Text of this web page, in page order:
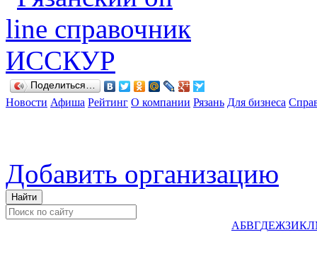
Поделиться…
Новости Афиша Рейтинг О компании Рязань Для бизнеса
Добавить организацию
АБВГДЕЖЗИКЛ